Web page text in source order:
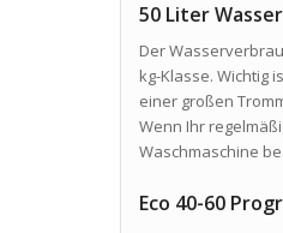
50 Liter
Der
kg-Klasse. Wichtig
einer großen
Wenn Ihr
Waschmaschine
Eco 40-60